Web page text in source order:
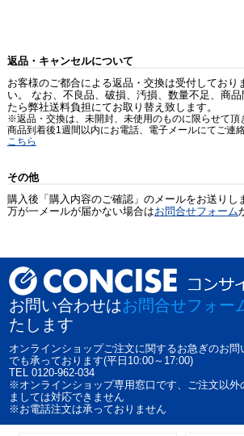
返品・キャンセルについて
お客様のご都合による返品・交換は受付しており
い。 なお、不良品、破損、汚損、数量不足、商
たら弊社送料負担にてお取り替え致します。
※返品・交換は、未開封、未使用のものに限らせて頂
商品到着後1週間以内にお電話、電子メールにてご連
こちら
その他
購入後「購入内容のご確認」のメールをお送りし
万が一メールが届かない場合はお問合せフォーム
お問い合わせはお問合せフォー
たします
オンラインショップご注文に関するお急ぎのお
でも承っております(平日10:00～17:00)
TEL 0120-962-034
※オンラインショップ専用窓口です、ご注文以外
ましては対応できません
※お電話注文は承っておりません